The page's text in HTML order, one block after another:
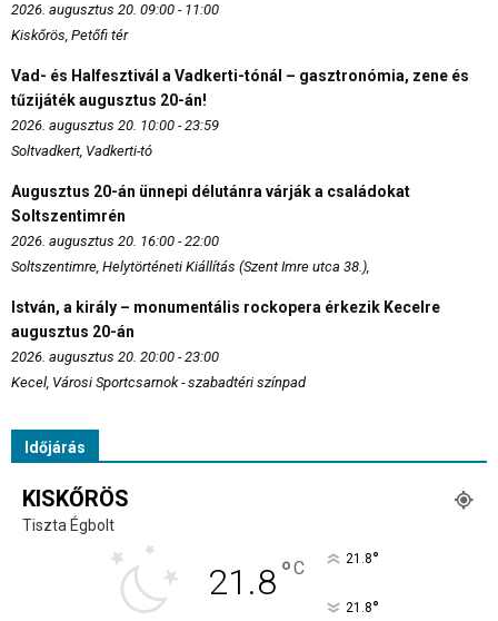
2026. augusztus 20. 09:00 - 11:00
Kiskőrös, Petőfi tér
Vad- és Halfesztivál a Vadkerti-tónál – gasztronómia, zene és
tűzijáték augusztus 20-án!
2026. augusztus 20. 10:00 - 23:59
Soltvadkert, Vadkerti-tó
Augusztus 20-án ünnepi délutánra várják a családokat
Soltszentimrén
2026. augusztus 20. 16:00 - 22:00
Soltszentimre, Helytörténeti Kiállítás (Szent Imre utca 38.),
István, a király – monumentális rockopera érkezik Kecelre
augusztus 20-án
2026. augusztus 20. 20:00 - 23:00
Kecel, Városi Sportcsarnok - szabadtéri színpad
Időjárás
KISKŐRÖS
Tiszta Égbolt
21.8°C 21.8°
21.8°